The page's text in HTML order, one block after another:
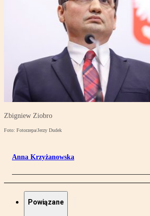
Zbigniew Ziobro
Foto: Fotorzepa/Jerzy Dudek
Anna Krzyżanowska
Powiązane